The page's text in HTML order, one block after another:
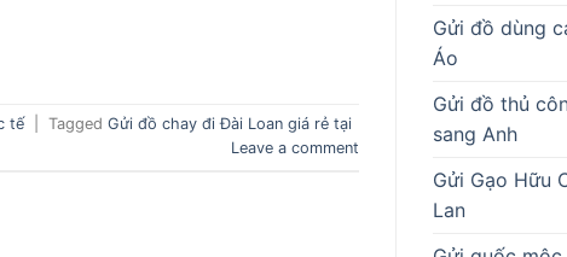
tế Tagged Gửi đồ chay đi Đài Loan giá rẻ tại
Leave a comment
Gửi đồ dùng
Áo
Gửi đồ thủ
sang Anh
Gửi Gạo Hữu
Lan